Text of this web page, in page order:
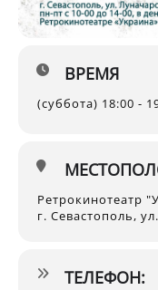
ВРЕМЯ
(суббота) 18:00 -
Ретрокинотеатр
г. Севастополь,
ТЕЛЕФОН: